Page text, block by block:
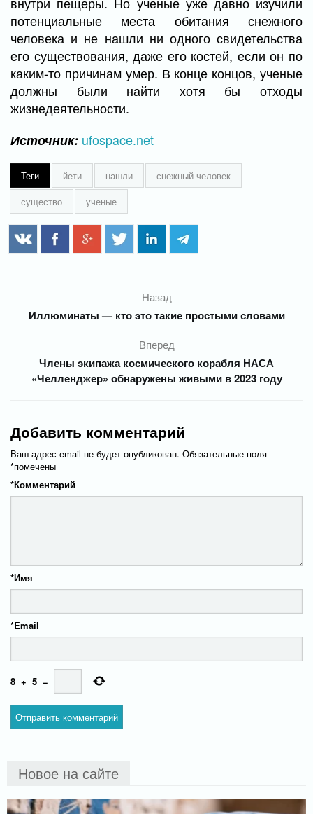
потенциальные места обитания снежного
человека и не нашли ни одного свидетельства
его существования, даже его костей, если он по
каким-то причинам умер. В конце концов, ученые
должны были найти хотя бы отходы
жизнедеятельности.
Источник: ufospace.net
Теги йети нашли
снежный человек
существо
ученые
Назад
Иллюминаты — кто это такие простыми словами
Вперед
Члены экипажа космического корабля НАСА
«Челленджер» обнаружены живыми в 2023 году
Добавить комментарий
Ваш адрес email не будет опубликован. Обязательные поля
помечены
*
Комментарий
*
Имя
*
Email
*
8 + 5 =
Новое на сайте